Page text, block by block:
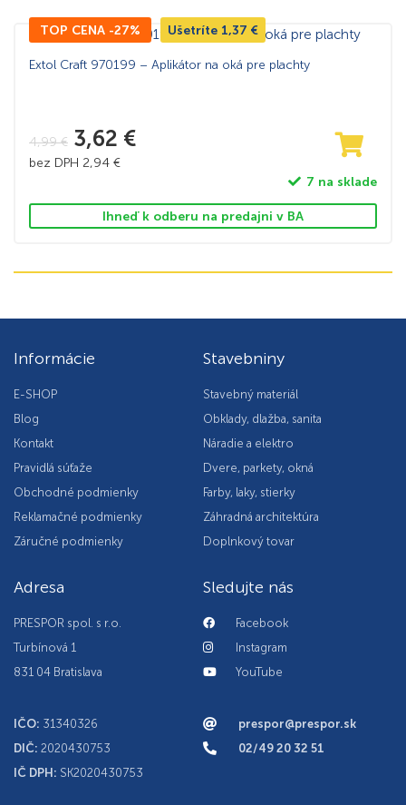
TOP CENA -27% Ušetríte 1,37 €
Extol Craft 970199 – Aplikátor na oká pre plachty
4,99€ 3,62 €
bez DPH 2,94 €
7 na sklade
Ihneď k odberu na predajni v BA
Informácie
E-SHOP
Blog
Kontakt
Pravidlá súťaže
Obchodné podmienky
Reklamačné podmienky
Záručné podmienky
Stavebniny
Stavebný materiál
Obklady, dlažba, sanita
Náradie a elektro
Dvere, parkety, okná
Farby, laky, stierky
Záhradná architektúra
Doplnkový tovar
Adresa
PRESPOR spol. s r.o.
Turbínová 1
831 04 Bratislava
IČO: 31340326
DIČ: 2020430753
IČ DPH: SK2020430753
Sledujte nás
Facebook
Instagram
YouTube
prespor@prespor.sk
02/49 20 32 51